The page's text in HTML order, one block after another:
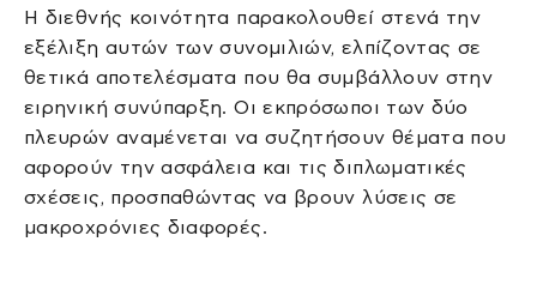
Η διεθνής κοινότητα παρακολουθεί στενά την
εξέλιξη αυτών των συνομιλιών, ελπίζοντας σε
θετικά αποτελέσματα που θα συμβάλλουν στην
ειρηνική συνύπαρξη. Οι εκπρόσωποι των δύο
πλευρών αναμένεται να συζητήσουν θέματα που
αφορούν την ασφάλεια και τις διπλωματικές
σχέσεις, προσπαθώντας να βρουν λύσεις σε
μακροχρόνιες διαφορές.